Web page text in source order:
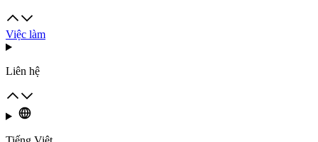
Việc làm
Liên hệ